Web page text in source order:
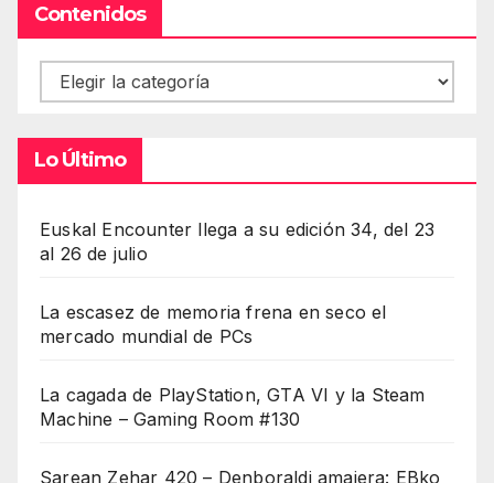
Contenidos
Contenidos
Lo Último
Euskal Encounter llega a su edición 34, del 23
al 26 de julio
La escasez de memoria frena en seco el
mercado mundial de PCs
La cagada de PlayStation, GTA VI y la Steam
Machine – Gaming Room #130
Sarean Zehar 420 – Denboraldi amaiera: EBko